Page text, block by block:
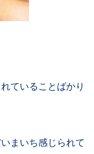
ていることばかり
まいち感じられて